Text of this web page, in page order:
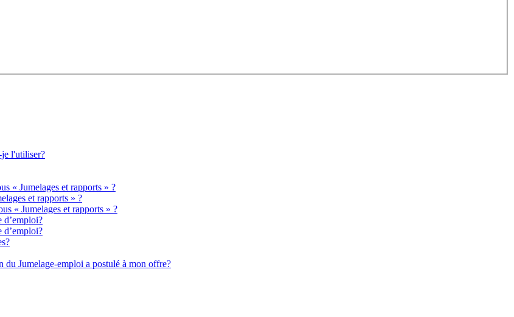
je l'utiliser?
« Jumelages et rapports » ?
et rapports » ?
« Jumelages et rapports » ?
d’emploi?
d’emploi?
Jumelage-emploi a postulé à mon offre?